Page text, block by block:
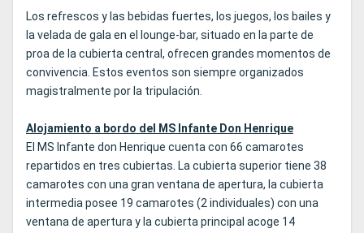
Los refrescos y las bebidas fuertes, los juegos, los bailes y
la velada de gala en el lounge-bar, situado en la parte de
proa de la cubierta central, ofrecen grandes momentos de
convivencia. Estos eventos son siempre organizados
magistralmente por la tripulación.
Alojamiento a bordo del MS Infante Don Henrique
El MS Infante don Henrique cuenta con 66 camarotes
repartidos en tres cubiertas. La cubierta superior tiene 38
camarotes con una gran ventana de apertura, la cubierta
intermedia posee 19 camarotes (2 individuales) con una
ventana de apertura y la cubierta principal acoge 14